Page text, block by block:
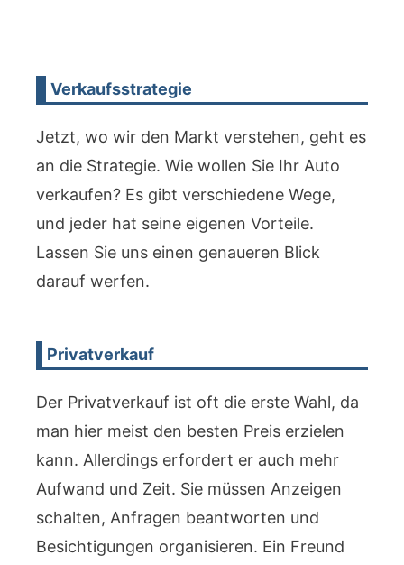
Verkaufsstrategie
Jetzt, wo wir den Markt verstehen, geht es
an die Strategie. Wie wollen Sie Ihr Auto
verkaufen? Es gibt verschiedene Wege,
und jeder hat seine eigenen Vorteile.
Lassen Sie uns einen genaueren Blick
darauf werfen.
Privatverkauf
Der Privatverkauf ist oft die erste Wahl, da
man hier meist den besten Preis erzielen
kann. Allerdings erfordert er auch mehr
Aufwand und Zeit. Sie müssen Anzeigen
schalten, Anfragen beantworten und
Besichtigungen organisieren. Ein Freund